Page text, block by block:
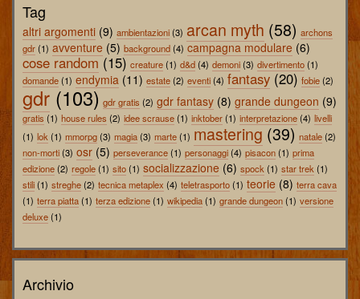
Tag
altri argomenti (9) ambientazioni(3) arcan myth (58) archons
gdr(1) avventure (5) background(4) campagna modulare (6)
cose random(15) creature(1) d&d(4) demoni(3) divertimento(1)
domande(1) endymia (11) estate(2) eventi(4) fantasy (20) fobie(2)
gdr (103) gdr gratis (2) gdr fantasy (8) grande dungeon (9)
gratis (1) house rules (2) idee scrause(1) inktober(1) interpretazione(4) livelli
(1) lok (1) mmorpg(3) magia(3) marte(1) mastering (39) natale(2)
non-morti(3) osr (5) perseverance(1) personaggi(4) pisacon(1) prima
edizione(2) regole(1) sito(1) socializzazione (6) spock (1) star trek (1)
stili(1) streghe(2) tecnica metaplex (4) teletrasporto(1) teorie (8) terra cava
(1) terra piatta(1) terza edizione(1) wikipedia(1) grande dungeon(1) versione
deluxe(1)
Archivio